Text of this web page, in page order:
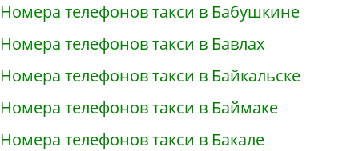
Номера телефонов такси в Бабушкине
Номера телефонов такси в Бавлах
Номера телефонов такси в Байкальске
Номера телефонов такси в Баймаке
Номера телефонов такси в Бакале